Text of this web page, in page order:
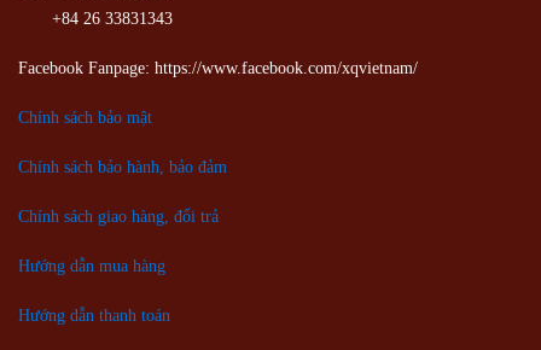
+84 26 33831343
Facebook Fanpage: https://www.facebook.com/xqvietnam/
Chính sách bảo mật
Chính sách bảo hành, bảo đảm
Chính sách giao hàng, đổi trả
Hướng dẫn mua hàng
Hướng dẫn thanh toán